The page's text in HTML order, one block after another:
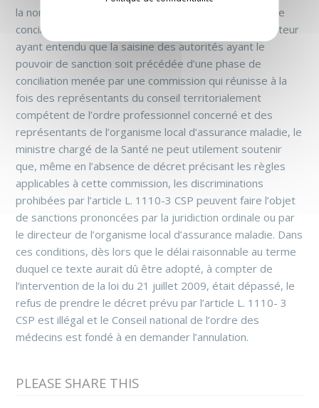
la nomination des membres de la commission mixte de
conciliation et au fonctionnement de celle-ci. Le législateur
ayant entendu que la saisine des autorités ayant le
pouvoir de sanction soit précédée d’une phase de
conciliation menée par une commission qui réunisse à la
fois des représentants du conseil territorialement
compétent de l’ordre professionnel concerné et des
représentants de l’organisme local d’assurance maladie, le
ministre chargé de la Santé ne peut utilement soutenir
que, même en l’absence de décret précisant les règles
applicables à cette commission, les discriminations
prohibées par l’article L. 1110-3 CSP peuvent faire l’objet
de sanctions prononcées par la juridiction ordinale ou par
le directeur de l’organisme local d’assurance maladie. Dans
ces conditions, dès lors que le délai raisonnable au terme
duquel ce texte aurait dû être adopté, à compter de
l’intervention de la loi du 21 juillet 2009, était dépassé, le
refus de prendre le décret prévu par l’article L. 1110- 3
CSP est illégal et le Conseil national de l’ordre des
médecins est fondé à en demander l’annulation.
PLEASE SHARE THIS